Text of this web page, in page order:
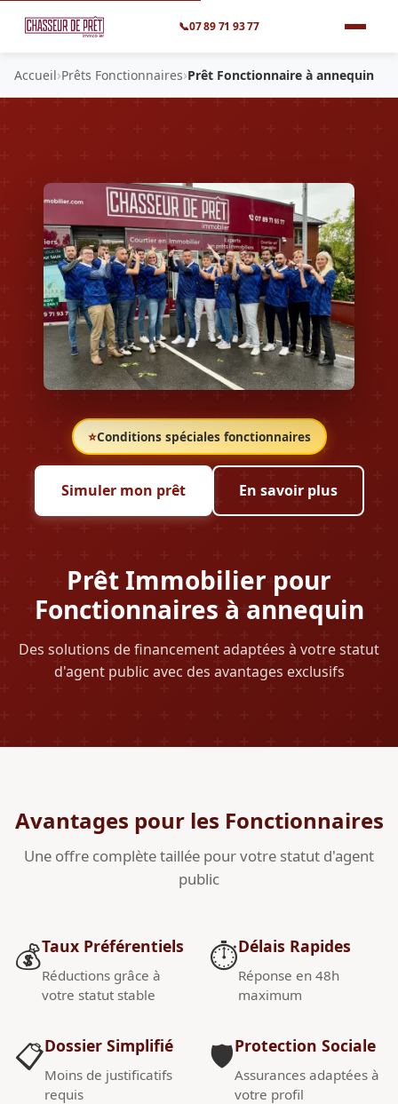
📞07 89 71 93 77
Accueil›Prêts Fonctionnaires›Prêt Fonctionnaire à annequin
⭐Conditions spéciales fonctionnaires
Prêt Immobilier pour
Fonctionnaires à annequin
Des solutions de financement adaptées à votre statut
d'agent public avec des avantages exclusifs
Simuler mon prêt En savoir plus
Avantages pour les Fonctionnaires
Une offre complète taillée pour votre statut d'agent
public
💰Taux Préférentiels
Réductions grâce à
votre statut stable
📋Dossier Simplifié
Moins de justificatifs
requis
⏱️Délais Rapides
Réponse en 48h
maximum
🛡️Protection Sociale
Assurances adaptées à
votre profil